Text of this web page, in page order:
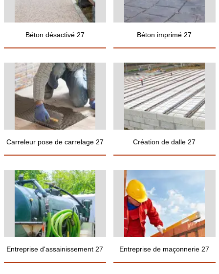
Béton désactivé 27 Béton imprimé 27
Carreleur pose de carrelage 27 Création de dalle 27
Entreprise d'assainissement 27 Entreprise de maçonnerie 27